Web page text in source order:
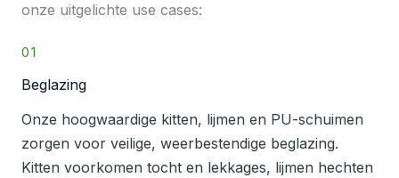
onze uitgelichte use cases:
01
Beglazing
Onze hoogwaardige kitten, lijmen en PU-schuimen
zorgen voor veilige, weerbestendige beglazing.
Kitten voorkomen tocht en lekkages, lijmen hechten